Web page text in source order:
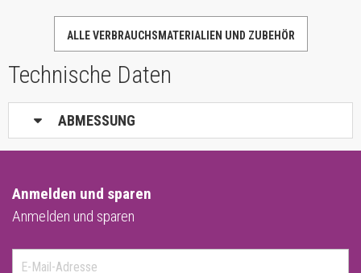
ALLE VERBRAUCHSMATERIALIEN UND ZUBEHÖR
Technische Daten
ABMESSUNG
Anmelden und sparen
Anmelden und sparen